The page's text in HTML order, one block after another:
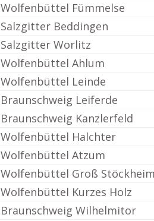
Wolfenbüttel Fümmelse
Salzgitter Beddingen
Salzgitter Worlitz
Wolfenbüttel Ahlum
Wolfenbüttel Leinde
Braunschweig Leiferde
Braunschweig Kanzlerfeld
Wolfenbüttel Halchter
Wolfenbüttel Atzum
Wolfenbüttel Groß Stöckheim
Wolfenbüttel Kurzes Holz
Braunschweig Wilhelmitor